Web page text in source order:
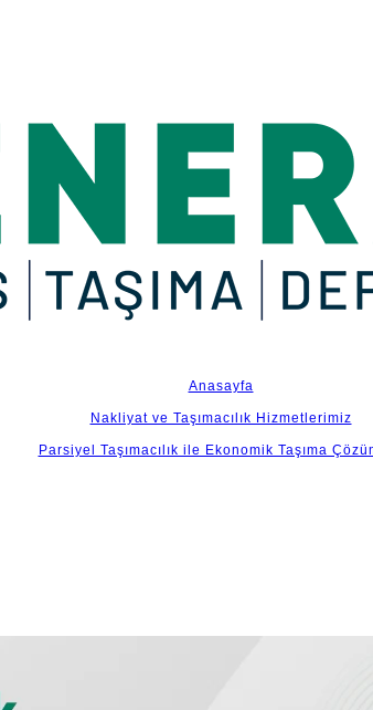
yolunda hızla ilerlemeye devam ediyor. Sizde
Anasayfa
Nakliyat ve Taşımacılık Hizmetlerimiz
Parsiyel Taşımacılık ile Ekonomik Taşıma